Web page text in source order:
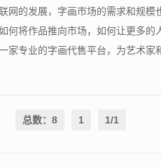
网的发展，字画市场的需求和规
何将作品推向市场，如何让更多
家专业的字画代售平台，为艺术家
总数：8 1 1/1